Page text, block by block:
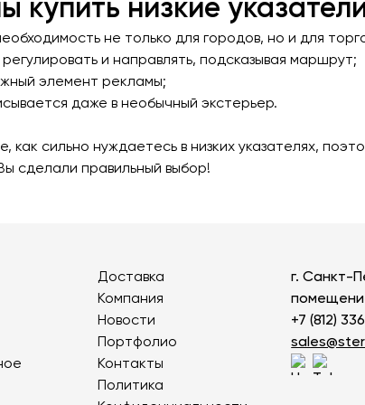
Качалки на пружине
Игровые домики
Канатные дороги
Игровые элементы
Показать все товары
Умный город
Оборудование для выгула и
дрессировки собак
купить низкие
не только для городов, но и для
регулировать и направлять, подсказывая маршрут;
элемент рекламы;
даже в необычный экстерьер.
как сильно нуждаетесь в низких указателях,
сделали правильный выбор!
Доставка
Компания
Новости
Портфолио
Контакты
Политика
г. Санкт-
+7 (812)